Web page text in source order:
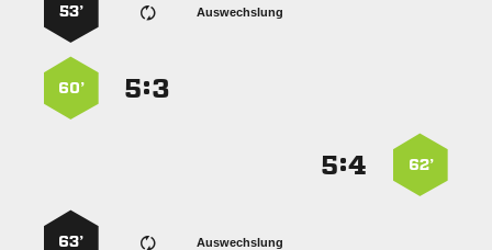
Auswechslung
53’
:
60’
62’
:
Auswechslung
63’